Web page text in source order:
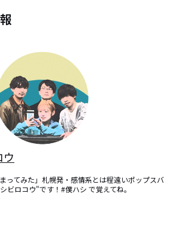
ってみた」札幌発・感情系とは程遠いポップスバ
ビロコウ"です！#僕ハシ で覚えてね。